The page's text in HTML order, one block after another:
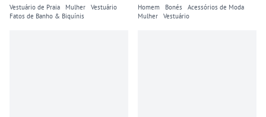
Vestuário de Praia Mulher
Vestuário
Fatos de Banho & Biquínis
Homem Bonés
Acessórios de Moda
Mulher
Vestuário